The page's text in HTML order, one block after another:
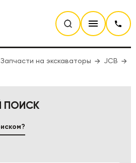
Запчасти на экскаваторы
JCB
ПОИСК